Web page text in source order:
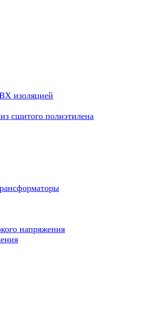
изоляцией
сшитого полиэтилена
напряжения